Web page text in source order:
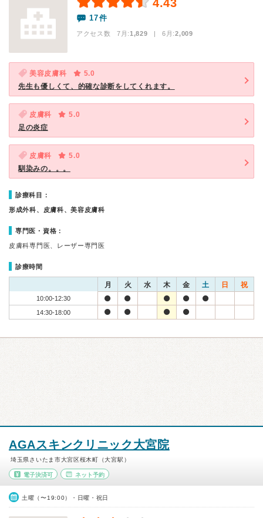
4.43
17件
アクセス数 7月:1,829 | 6月:2,009
美容皮膚科
5.0
先生も優しくて、的確な診断をしてくれます。
皮膚科
5.0
足の炎症
皮膚科
5.0
馴染みの。。。
診療科目：
形成外科、皮膚科、美容皮膚科
専門医・資格：
皮膚科専門医、レーザー専門医
診療時間
月 火 水 木 金 土 日 祝
10:00-12:30
14:30-18:00
AGAスキンクリニック大宮院
埼玉県さいたま市大宮区桜木町（大宮駅）
電子決済可 ネット予約
土曜（〜19:00）・日曜・祝日